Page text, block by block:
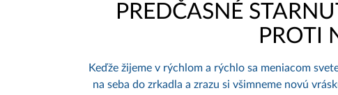
PREDČASNÉ
PROTI
Keďže žijeme v rýchlom a rýchlo sa meniacom
na seba do zrkadla a zrazu si všimneme novú